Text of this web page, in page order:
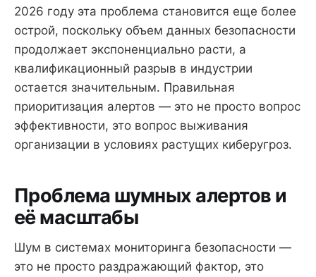
2026 году эта проблема становится еще более
острой, поскольку объем данных безопасности
продолжает экспоненциально расти, а
квалификационный разрыв в индустрии
остается значительным. Правильная
приоритизация алертов — это не просто вопрос
эффективности, это вопрос выживания
организации в условиях растущих киберугроз.
Проблема шумных алертов и
её масштабы
Шум в системах мониторинга безопасности —
это не просто раздражающий фактор, это